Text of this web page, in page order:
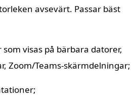
avsevärt. Passar bäst
visas på bärbara datorer,
Zoom/Teams-skärmdelningar;